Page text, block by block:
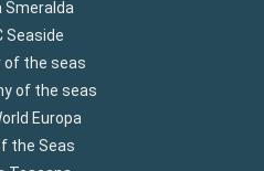
Smeralda
Seaside
of the seas
of the seas
Europa
the Seas